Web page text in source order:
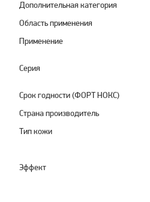
Дополнительная категория
Область применения
Применение
Серия
Срок годности (ФОРТ НОКС)
Страна производитель
Тип кожи
Эффект